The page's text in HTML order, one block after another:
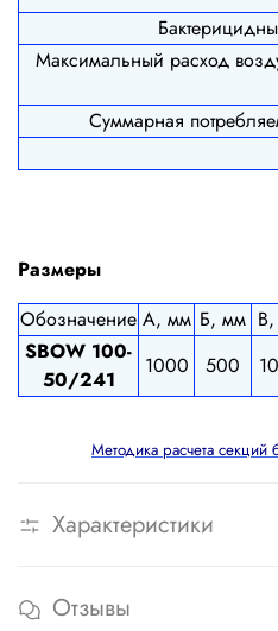
Максимальный расход
Суммарная
Размеры
Обозначение А, мм Б, мм
SBOW 100-
50/241
1000 500
Методика расчета секций
Характеристики
Отзывы